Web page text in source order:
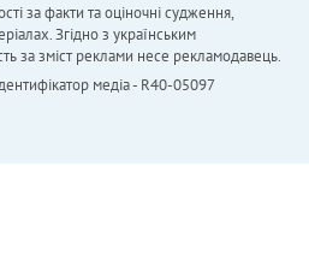
за факти та оціночні судження,
Згідно з українським
за зміст реклами несе рекламодавець.
медіа - R40-05097